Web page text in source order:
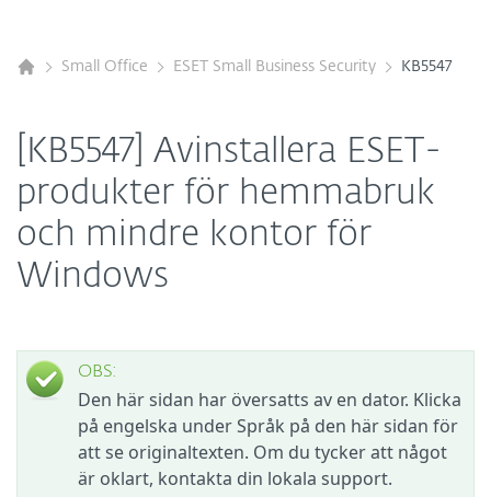
Small Office ESET Small Business Security KB5547
[KB5547] Avinstallera ESET-
produkter för hemmabruk
och mindre kontor för
Windows
OBS:
Den här sidan har översatts av en dator. Klicka
på engelska under Språk på den här sidan för
att se originaltexten. Om du tycker att något
är oklart, kontakta din lokala support.